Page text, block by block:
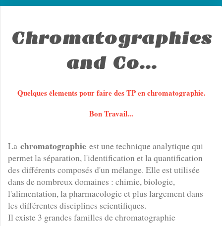
Chromatographies
and Co...
Quelques élements pour faire des TP en chromatographie.
Bon Travail...
La chromatographie est une technique analytique qui
permet la séparation, l'identification et la quantification
des différents composés d'un mélange. Elle est utilisée
dans de nombreux domaines : chimie, biologie,
l'alimentation, la pharmacologie et plus largement dans
les différentes disciplines scientifiques.
Il existe 3 grandes familles de chromatographie